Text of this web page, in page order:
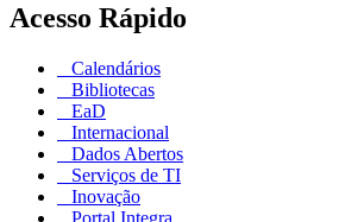
Acesso Rápido
Calendários
Bibliotecas
EaD
Internacional
Dados Abertos
Serviços de TI
Inovação
Portal Integra